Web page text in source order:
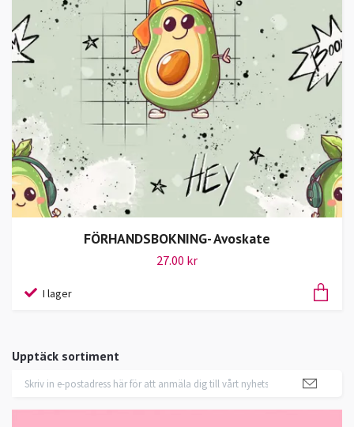
Upptäck sortiment
FÖRHANDSBOKNING- Avoskate
27.00 kr
I lager